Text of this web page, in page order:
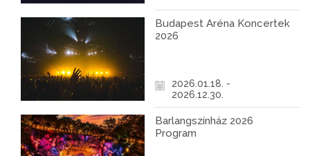
Budapest Aréna Koncertek
2026
2026.01.18. -
2026.12.30.
Barlangszínház 2026
Program